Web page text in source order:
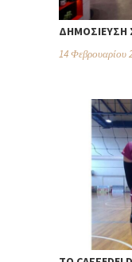
ΔΗΜΟΣΊΕΥΣΗ
14 Φεβρουαρίου